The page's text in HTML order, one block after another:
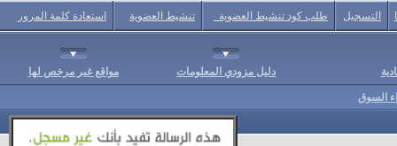
التسجيل طلب كود تنشيط العضوية تنشيط العضوية استعادة كلمة المرور
دليل مزودي المعلومات مواقع غير مرخص لها
السوق